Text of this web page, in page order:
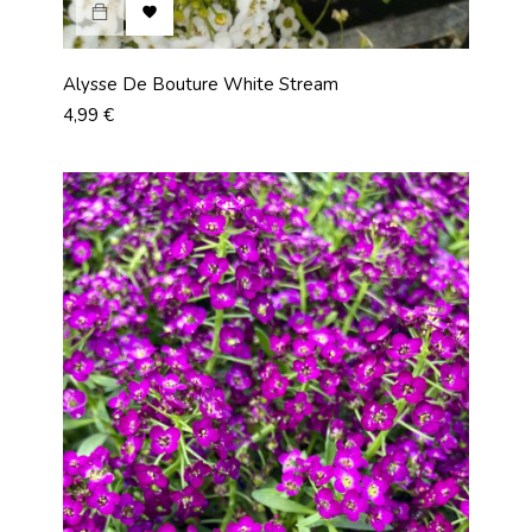

Alysse De Bouture White Stream
Prix
4,99 €